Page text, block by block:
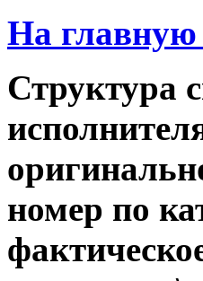
На главную
Структура
номер по